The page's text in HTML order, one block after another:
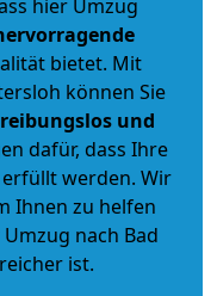
hier Umzug
bietet. Mit
können Sie
reibungslos und
dafür, dass Ihre
werden. Wir
Ihnen zu helfen
nach Bad
ist.